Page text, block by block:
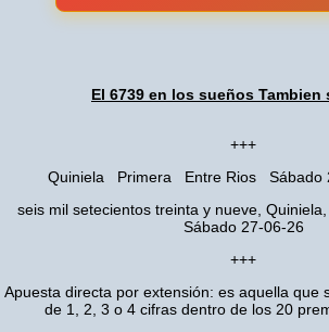
El 6739 en los sueños
+++
Quiniela Primera Entre Rios Sábado
seis mil setecientos treinta y nueve,
Sábado 27-06-26
+++
Apuesta directa por extensión: es aquella que
de 1, 2, 3 o 4 cifras dentro de los 20